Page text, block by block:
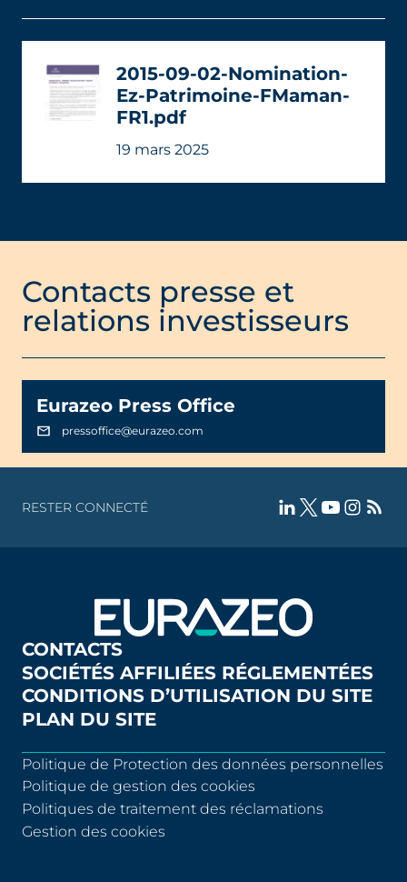
2015-09-02-Nomination-
Ez-Patrimoine-FMaman-
FR1.pdf
19 mars 2025
Contacts presse et
relations investisseurs
Eurazeo Press Office
pressoffice@eurazeo.com
RESTER CONNECTÉ
CONTACTS
SOCIÉTÉS AFFILIÉES RÉGLEMENTÉES
CONDITIONS D’UTILISATION DU SITE
PLAN DU SITE
Politique de Protection des données personnelles
Politique de gestion des cookies
Politiques de traitement des réclamations
Gestion des cookies